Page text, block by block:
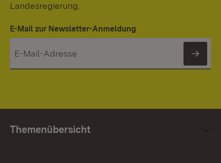
Landesregierung.
E-Mail zur Newsletter-Anmeldung
Themenübersicht